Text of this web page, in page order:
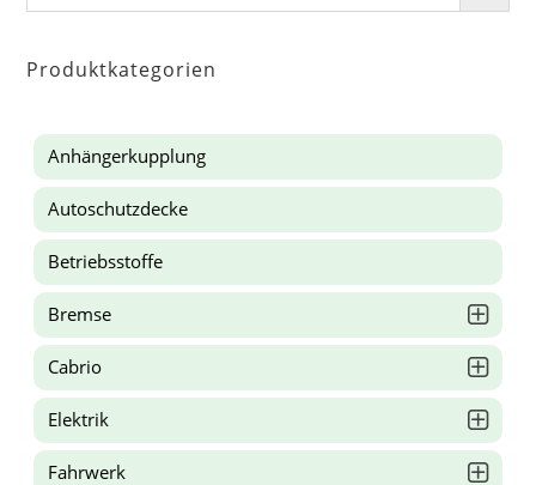
Produktkategorien
Anhängerkupplung
Autoschutzdecke
Betriebsstoffe
Bremse
Cabrio
Elektrik
Fahrwerk